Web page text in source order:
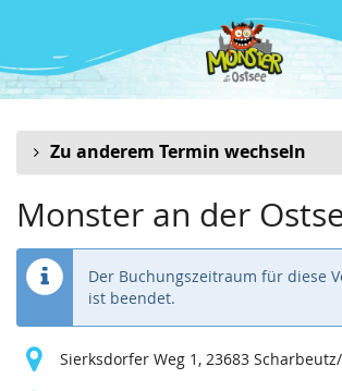
Inhalt
springen
Zu anderem Termin wechseln
Monster an der
Der Buchungszeitraum für diese
ist beendet.
Sierksdorfer Weg 1, 23683